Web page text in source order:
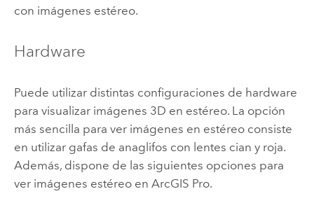
con imágenes estéreo.
Hardware
Puede utilizar distintas configuraciones de hardware
para visualizar imágenes 3D en estéreo. La opción
más sencilla para ver imágenes en estéreo consiste
en utilizar gafas de anaglifos con lentes cian y roja.
Además, dispone de las siguientes opciones para
ver imágenes estéreo en ArcGIS Pro.